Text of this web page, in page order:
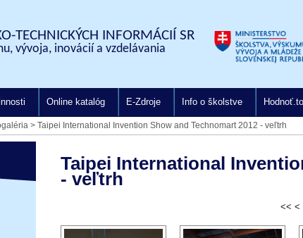
TECHNICKÝCH INFORMÁCIÍ SR
vývoja, inovácií a vzdelávania
Online katalóg E-Zdroje Info o školstve Hodnoť.to
> Taipei International Invention Show and Technomart 2012 - veľtrh
Taipei International
- veľtrh
<< <